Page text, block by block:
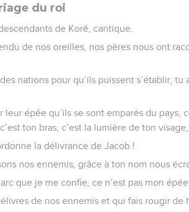
du roi
de Koré, cantique.
de nos oreilles, nos pères nous ont
nations pour qu’ils puissent s’établir,
leur épée qu’ils se sont emparés du pays,
ton bras, c’est la lumière de ton
la délivrance de Jacob !
nos ennemis, grâce à ton nom nous
que je me confie, ce n’est pas mon
de nos ennemis et qui fais rougir de